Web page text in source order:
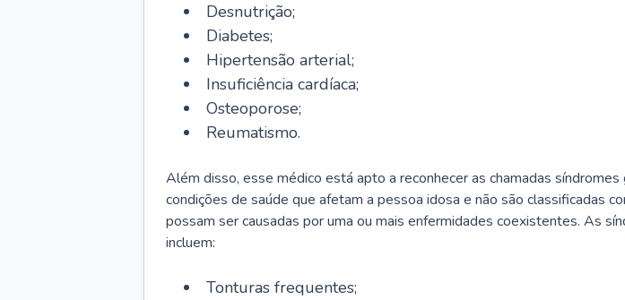
Desnutrição;
Diabetes;
Hipertensão arterial;
Insuficiência cardíaca;
Osteoporose;
Reumatismo.
Além disso, esse médico está apto a reconhecer as chamadas síndromes
condições de saúde que afetam a pessoa idosa e não são classificadas
possam ser causadas por uma ou mais enfermidades coexistentes. As
incluem:
Tonturas frequentes;